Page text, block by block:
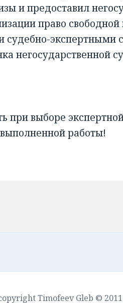
и предоставил
право
судебно-экспертными
негосударственной
при выборе
работы!
Timofeev Gleb ©